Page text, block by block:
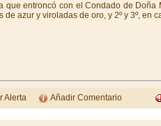
que entroncó con el Condado de Doña
azur y viroladas de oro, y 2º y 3º, en
Alerta Añadir Comentario